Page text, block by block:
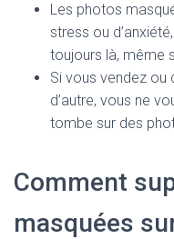
Les photos
stress ou
toujours là, même
Si vous vendez ou
d’autre, vous ne
tombe sur des
Comment
masquées